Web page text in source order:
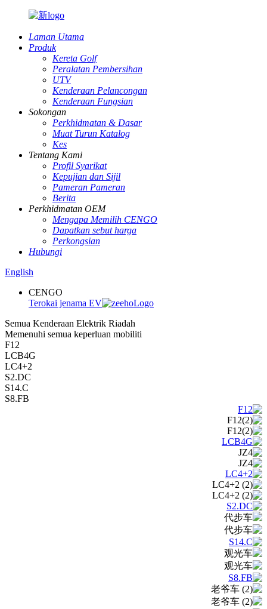
Laman Utama
Produk
Kereta Golf
Peralatan Pembersihan
UTV
Kenderaan Pelancongan
Kenderaan Fungsian
Sokongan
Perkhidmatan & Dasar
Muat Turun Katalog
Kes
Tentang Kami
Profil Syarikat
Kepujian dan Sijil
Pameran Pameran
Berita
Perkhidmatan OEM
Mengapa Memilih CENGO
Dapatkan sebut harga
Perkongsian
Hubungi
English
CENGO
Terokai jenama EV
Semua Kenderaan Elektrik Riadah
Memenuhi semua keperluan mobiliti
F12
LCB4G
LC4+2
S2.DC
S14.C
S8.FB